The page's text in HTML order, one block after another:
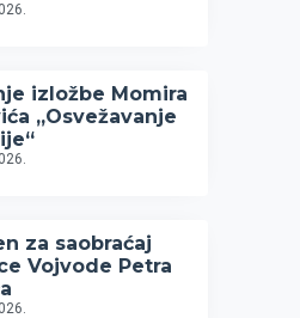
izložbe Momira
„Osvežavanje
za saobraćaj
Vojvode Petra